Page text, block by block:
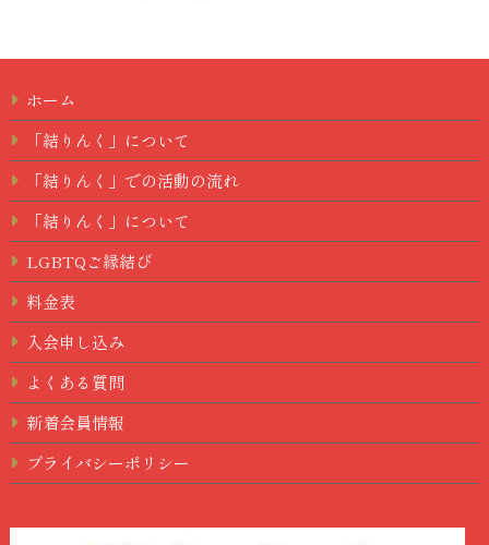
ホーム
「結りんく」について
「結りんく」での活動の流れ
「結りんく」について
LGBTQご縁結び
料金表
入会申し込み
よくある質問
新着会員情報
プライバシーポリシー